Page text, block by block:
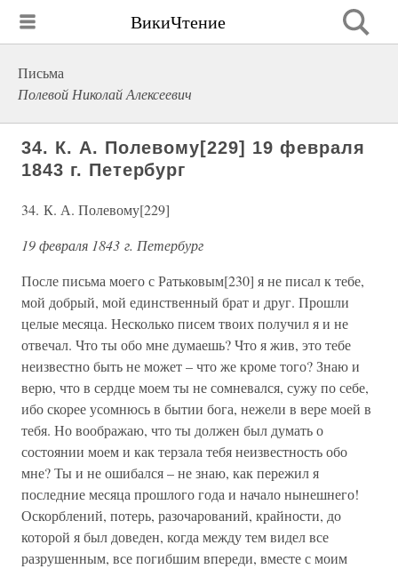
ВикиЧтение
Письма
Полевой Николай Алексеевич
34. К. А. Полевому[229] 19 февраля
1843 г. Петербург
34. К. А. Полевому[229]
19 февраля 1843 г. Петербург
После письма моего с Ратьковым[230] я не писал к тебе,
мой добрый, мой единственный брат и друг. Прошли
целые месяца. Несколько писем твоих получил я и не
отвечал. Что ты обо мне думаешь? Что я жив, это тебе
неизвестно быть не может – что же кроме того? Знаю и
верю, что в сердце моем ты не сомневался, сужу по себе,
ибо скорее усомнюсь в бытии бога, нежели в вере моей в
тебя. Но воображаю, что ты должен был думать о
состоянии моем и как терзала тебя неизвестность обо
мне? Ты и не ошибался – не знаю, как пережил я
последние месяца прошлого года и начало нынешнего!
Оскорблений, потерь, разочарований, крайности, до
которой я был доведен, когда между тем видел все
разрушенным, все погибшим впереди, вместе с моим